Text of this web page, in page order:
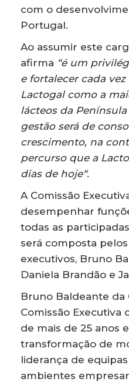
com o
Portugal.
Ao assumir este
afirma “é um
e fortalecer cada
Lactogal como a
lácteos da
gestão será de
crescimento, na
percurso que a
dias de hoje“.
A Comissão
desempenhar
todas as
será composta
executivos, Bruno
Daniela Brandão e
Bruno Baldeante da
Comissão Executiva
de mais de 25 anos
transformação de
liderança de
ambientes